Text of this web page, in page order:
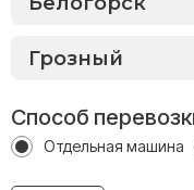
Способ
Отдельная машина